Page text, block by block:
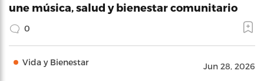
une música, salud y bienestar comunitario
0
Vida y Bienestar Jun 28, 2026